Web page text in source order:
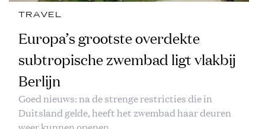
TRAVEL
Europa’s grootste overdekte
subtropische zwembad ligt vlakbij
Berlijn
Goed nieuws: na de strenge restricties die in
Duitsland gelde, heeft het zwembad haar deuren